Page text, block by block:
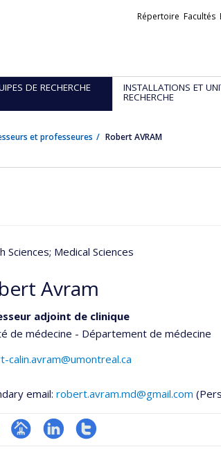
Liens
Répertoire Facultés
DE RECHERCHE INSTALLATIONS ET
RECHERCHE
et professeures Robert AVRAM
Sciences; Medical Sciences
Avram
adjoint de clinique
de médecine - Département de médecine
calin.avram@umontreal.ca
email: robert.avram.md@gmail.com
Page LinkedInCompte